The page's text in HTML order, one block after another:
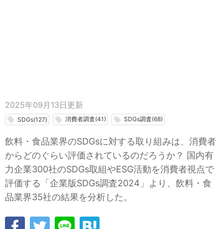
2025年09月13日 更新
local_offer SDGs(127) local_offer 消費者調査(41) local_offer SDGs調査(68)
飲料・食品業界のSDGsに対する取り組みは、消費者
からどのぐらい評価されているのだろうか？ 国内有
力企業300社のSDGs取組やESG活動を消費者視点で
評価する「企業版SDGs調査2024」より、飲料・食
品業界35社の結果を分析した。